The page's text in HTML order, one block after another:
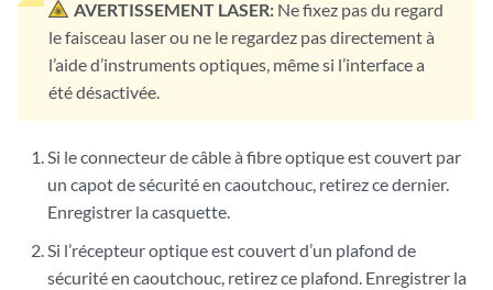
AVERTISSEMENT LASER: Ne fixez pas du regard
le faisceau laser ou ne le regardez pas directement à
l’aide d’instruments optiques, même si l’interface a
été désactivée.
Si le connecteur de câble à fibre optique est couvert par
un capot de sécurité en caoutchouc, retirez ce dernier.
Enregistrer la casquette.
Si l’récepteur optique est couvert d’un plafond de
sécurité en caoutchouc, retirez ce plafond. Enregistrer la